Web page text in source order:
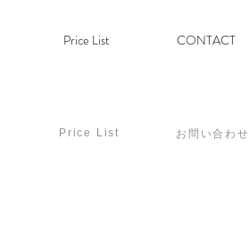
Price List CONTACT
​Price List お問い合わせ